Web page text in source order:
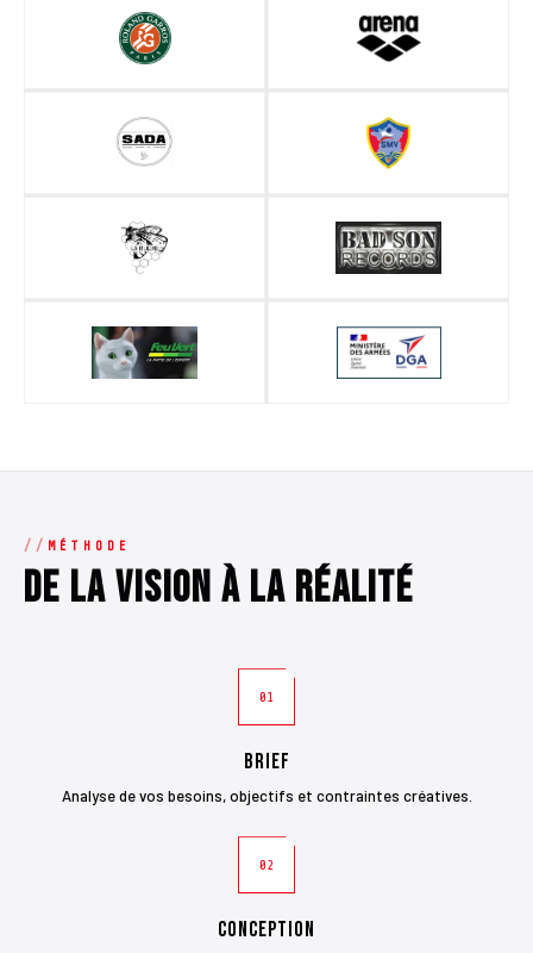
MÉTHODE
De la vision à la réalité
01
Brief
Analyse de vos besoins, objectifs et contraintes créatives.
02
Conception